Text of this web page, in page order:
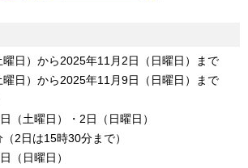
日）から2025年11月2日（日曜日）まで
日）から2025年11月9日（日曜日）まで
（土曜日）・2日（日曜日）
2日は15時30分まで）
（日曜日）